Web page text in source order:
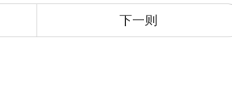
下一则